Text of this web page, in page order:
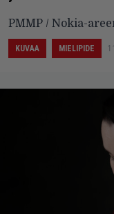
PMMP / Nokia-
KUVAA MIELIPIDE